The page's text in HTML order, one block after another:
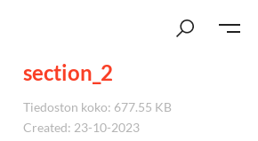
section_2
Tiedoston koko: 677.55 KB
Created: 23-10-2023